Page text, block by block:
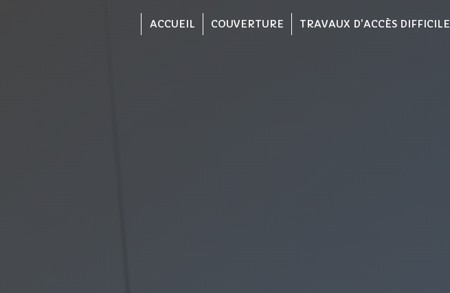
ACCUEIL COUVERTURE TRAVAUX D'ACCÈS DIFFICILE